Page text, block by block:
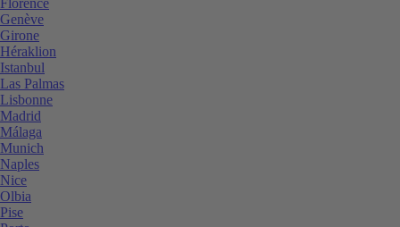
Genève
Girone
Héraklion
Istanbul
Las Palmas
Lisbonne
Madrid
Málaga
Munich
Naples
Nice
Olbia
Pise